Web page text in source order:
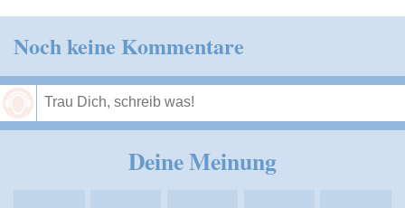
Noch keine Kommentare
Deine Meinung